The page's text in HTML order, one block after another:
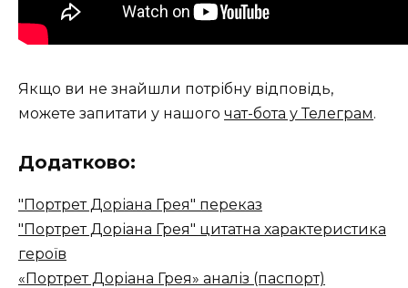
Якщо ви не знайшли потрібну відповідь,
можете запитати у нашого чат-бота у Телеграм.
Додатково:
"Портрет Доріана Грея" переказ
"Портрет Доріана Грея" цитатна характеристика
героїв
«Портрет Доріана Грея» аналіз (паспорт)